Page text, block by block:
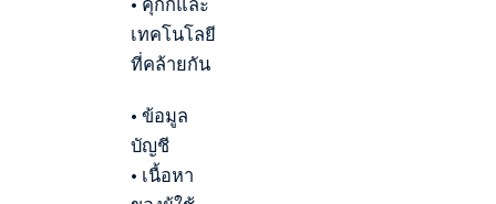
เทคโนโลยี
ที่คล้ายกัน
• ข้อมูล
บัญชี
• เนื้อหา